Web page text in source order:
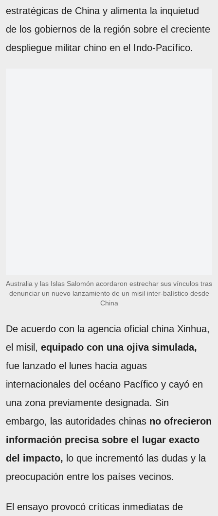
estratégicas de China y alimenta la inquietud
de los gobiernos de la región sobre el creciente
despliegue militar chino en el Indo-Pacífico.
Australia y las Islas Salomón acordaron estrechar sus vínculos tras
denunciar un nuevo lanzamiento de un misil inter-balístico desde
China
De acuerdo con la agencia oficial china Xinhua,
el misil, equipado con una ojiva simulada,
fue lanzado el lunes hacia aguas
internacionales del océano Pacífico y cayó en
una zona previamente designada. Sin
embargo, las autoridades chinas no ofrecieron
información precisa sobre el lugar exacto
del impacto, lo que incrementó las dudas y la
preocupación entre los países vecinos.
El ensayo provocó críticas inmediatas de